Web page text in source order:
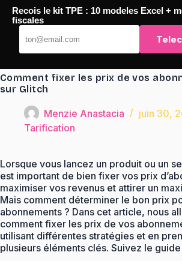
Passer
contenu
TaqTaq
Comment fixer les prix de vos
sur Glitch
Menzie Anastacia
juin 30,
Tarification
Lorsque vous lancez un produit ou un
est important de bien fixer vos prix
maximiser vos revenus et attirer un
Mais comment déterminer le bon prix
abonnements ? Dans cet article, nous
comment fixer les prix de vos
utilisant différentes stratégies et en
plusieurs éléments clés. Suivez le guide
Recois le kit TPE : 10 modeles Excel +
fiscales